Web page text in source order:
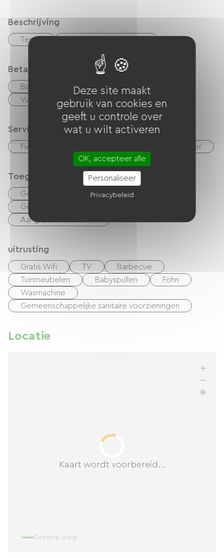
Beschrijving
Terras
Betaalmethoden
Bankkaart checks
Geld
Vakantiebonnen (ANCV)
overdracht
Services
Fietsenverhuur Tv kamer
Toegankelijkheid
Geschikte accommodatie
Geschikte parkeerplaats
Aangepaste toiletten
uitrusting
Gratis Wifi TV
Barbecue
Tuinmeubelen
Babyspullen
Föhn
Wasmachine
Gemeenschappelijke sanitaire voorzieningen
Locatie
Kaart wordt voorbereid...
Groene weg
Deze site maakt
gebruik van cookies en
geeft u controle over
wat u wilt activeren
OK, accepteer alle
Personaliseer
Privacybeleid